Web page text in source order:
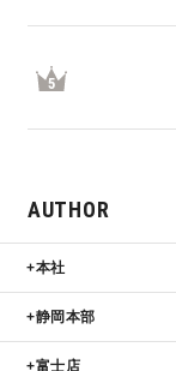
5
AUTHOR
本社
静岡本部
富士店